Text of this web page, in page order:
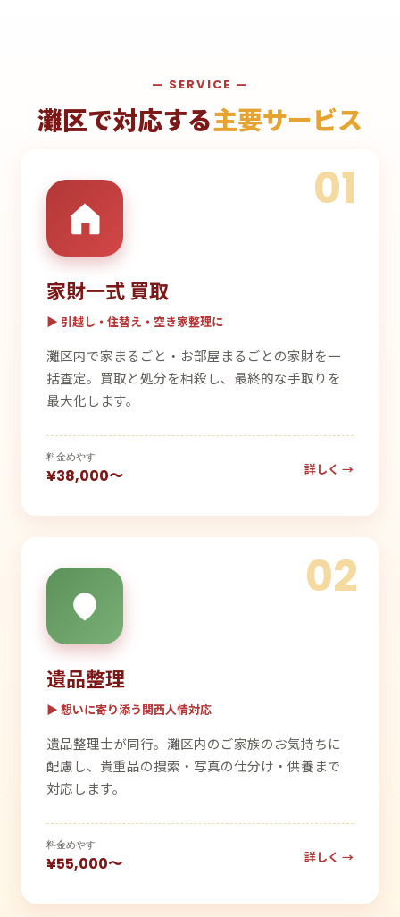
— SERVICE —
灘区で対応する主要サービス
01
家財一式 買取
▶ 引越し・住替え・空き家整理に
灘区内で家まるごと・お部屋まるごとの家財を一
括査定。買取と処分を相殺し、最終的な手取りを
最大化します。
料金めやす
¥38,000〜 詳しく →
02
遺品整理
▶ 想いに寄り添う関西人情対応
遺品整理士が同行。灘区内のご家族のお気持ちに
配慮し、貴重品の捜索・写真の仕分け・供養まで
対応します。
料金めやす
¥55,000〜 詳しく →